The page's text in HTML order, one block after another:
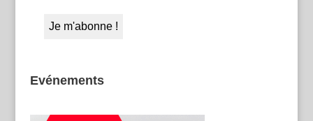
Evénements